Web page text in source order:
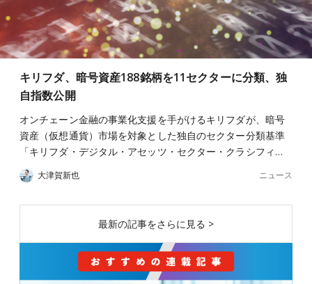
キリフダ、暗号資産188銘柄を11セクターに分類、独
自指数公開
オンチェーン金融の事業化支援を手がけるキリフダが、暗号
資産（仮想通貨）市場を対象とした独自のセクター分類基準
「キリフダ・デジタル・アセッツ・セクター・クラシフィ…
大津賀新也 ニュース
最新の記事をさらに見る >